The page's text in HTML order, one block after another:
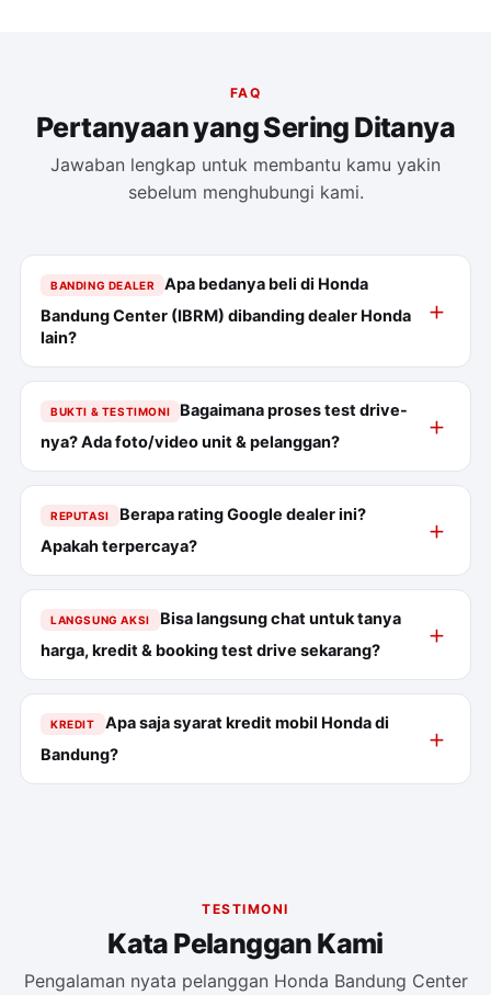
FAQ
Pertanyaan yang Sering Ditanya
Jawaban lengkap untuk membantu kamu yakin
sebelum menghubungi kami.
BANDING DEALER
Apa bedanya beli di Honda
Bandung Center (IBRM) dibanding dealer Honda
lain?
BUKTI & TESTIMONI
Bagaimana proses test drive-
nya? Ada foto/video unit & pelanggan?
REPUTASI
Berapa rating Google dealer ini?
Apakah terpercaya?
LANGSUNG AKSI
Bisa langsung chat untuk tanya
harga, kredit & booking test drive sekarang?
KREDIT
Apa saja syarat kredit mobil Honda di
Bandung?
TESTIMONI
Kata Pelanggan Kami
Pengalaman nyata pelanggan Honda Bandung Center